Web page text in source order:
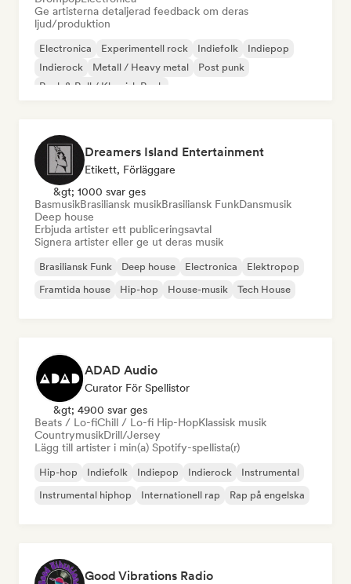
Ge artisterna detaljerad feedback om deras
ljud/produktion
Electronica Experimentell rock Indiefolk
Indiepop
Indierock
Metall / Heavy metal
Post punk
Rock & Roll / Klassisk Rock
Dreamers Island Entertainment
Etikett, Förläggare
&gt; 1000 svar ges
BasmusikBrasiliansk musikBrasiliansk FunkDansmusik
Deep house
Erbjuda artister ett publiceringsavtal
Signera artister eller ge ut deras musik
Brasiliansk Funk Deep house Electronica
Elektropop
Framtida house
Hip-hop House-musik Tech House
ADAD Audio
Curator För Spellistor
&gt; 4900 svar ges
Beats / Lo-fiChill / Lo-fi Hip-HopKlassisk musik
CountrymusikDrill/Jersey
Lägg till artister i min(a) Spotify-spellista(r)
Hip-hop Indiefolk Indiepop Indierock
Instrumental
Instrumental hiphop
Internationell rap Rap på engelska
Good Vibrations Radio